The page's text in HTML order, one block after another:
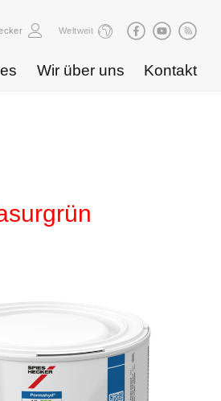
Weltweit
Wir über uns Kontakt